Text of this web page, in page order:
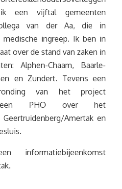
een vijftal gemeenten
van der Aa, die in
ingreep. Ik ben in
over de stand van zaken in
Alphen-Chaam, Baarle-
en Zundert. Tevens een
van het project
een PHO over het
Amertak en